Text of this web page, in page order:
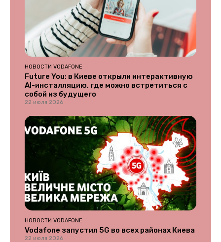
НОВОСТИ VODAFONE
Future You: в Киеве открыли интерактивную
AI-инсталляцию, где можно встретиться с
собой из будущего
22 июля 2026
НОВОСТИ VODAFONE
Vodafone запустил 5G во всех районах Киева
22 июля 2026